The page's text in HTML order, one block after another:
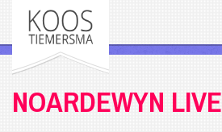
Overslaan
naar
gaan
NOARDEWYN LIVE